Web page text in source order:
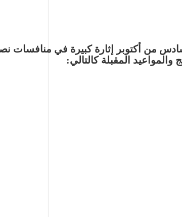
من أكتوبر إثارة كبيرة في منافسات